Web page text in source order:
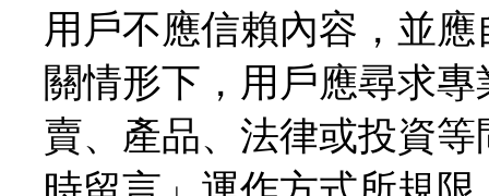
用戶不應信賴內容，並
關情形下，用戶應尋求
賣、產品、法律或投資